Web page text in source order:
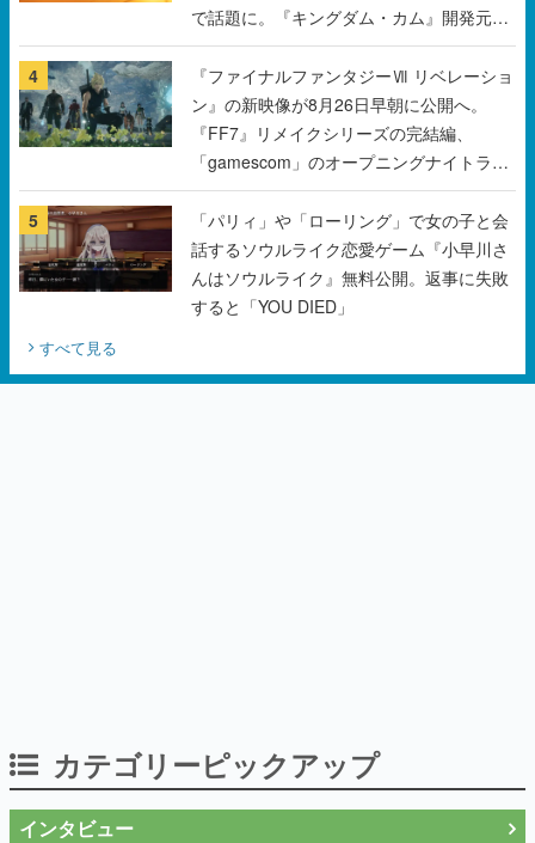
ン』の新映像が8月26日早朝に公開へ。
『FF7』リメイクシリーズの完結編、
「gamescom」のオープニングナイトライ
ブにてディレクターの浜口直樹氏が登壇す
る予定
5
「パリィ」や「ローリング」で女の子と会
話するソウルライク恋愛ゲーム『小早川さ
んはソウルライク』無料公開。返事に失敗
すると「YOU DIED」
すべて見る
「現実より意味のある仮想世界を作る」
──『EVE Online』の生みの親が18年掲げ